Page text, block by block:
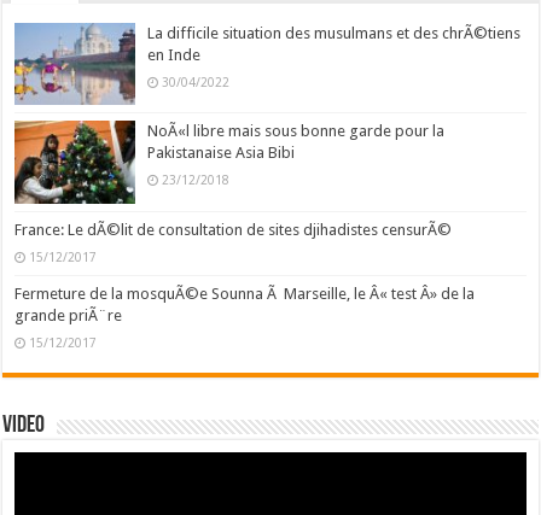
La difficile situation des musulmans et des chrÃ©tiens
en Inde
30/04/2022
NoÃ«l libre mais sous bonne garde pour la
Pakistanaise Asia Bibi
23/12/2018
France: Le dÃ©lit de consultation de sites djihadistes censurÃ©
15/12/2017
Fermeture de la mosquÃ©e Sounna Ã Marseille, le Â« test Â» de la
grande priÃ¨re
15/12/2017
Video